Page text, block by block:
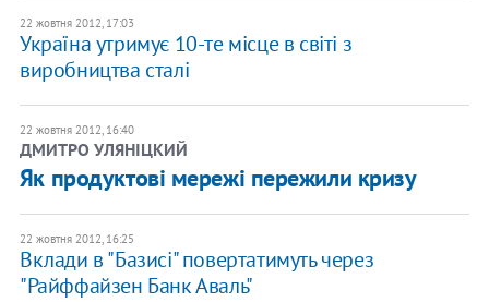
22 жовтня 2012, 17:03
Україна утримує 10-те місце в світі з
виробництва сталі
22 жовтня 2012, 16:40
ДМИТРО УЛЯНІЦКИЙ
Як продуктові мережі пережили кризу
22 жовтня 2012, 16:25
Вклади в "Базисі" повертатимуть через
"Райффайзен Банк Аваль"